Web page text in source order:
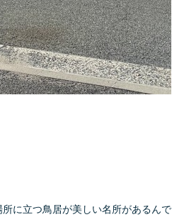
に立つ鳥居が美しい名所があるんで